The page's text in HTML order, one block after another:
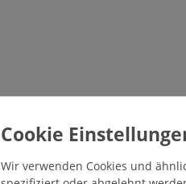
Wir verwenden Cookies und